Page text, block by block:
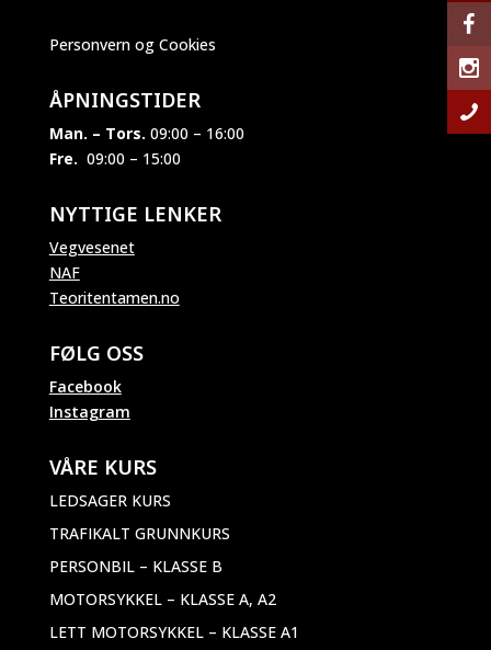
Personvern og Cookies
ÅPNINGSTIDER
Man. – Tors. 09:00 – 16:00
Fre. 09:00 – 15:00
NYTTIGE LENKER
Vegvesenet
NAF
Teoritentamen.no
FØLG OSS
Facebook
Instagram
VÅRE KURS
LEDSAGER KURS
TRAFIKALT GRUNNKURS
PERSONBIL – KLASSE B
MOTORSYKKEL – KLASSE A, A2
LETT MOTORSYKKEL – KLASSE A1